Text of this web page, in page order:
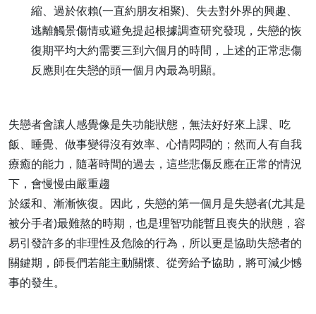
縮、過於依賴(一直約朋友相聚)、失去對外界的興趣、
逃離觸景傷情或避免提起根據調查研究發現，失戀的恢
復期平均大約需要三到六個月的時間，上述的正常悲傷
反應則在失戀的頭一個月內最為明顯。
失戀者會讓人感覺像是失功能狀態，無法好好來上課、吃
飯、睡覺、做事變得沒有效率、心情悶悶的；然而人有自我
療癒的能力，隨著時間的過去，這些悲傷反應在正常的情況
下，會慢慢由嚴重趨
於緩和、漸漸恢復。因此，失戀的第一個月是失戀者(尤其是
被分手者)最難熬的時期，也是理智功能暫且喪失的狀態，容
易引發許多的非理性及危險的行為，所以更是協助失戀者的
關鍵期，師長們若能主動關懷、從旁給予協助，將可減少憾
事的發生。